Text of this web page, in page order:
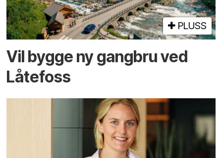
PLUSS
Vil bygge ny gangbru ved
Låtefoss